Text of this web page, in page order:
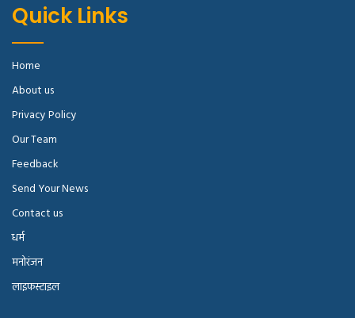
Quick Links
Home
About us
Privacy Policy
Our Team
Feedback
Send Your News
Contact us
धर्म
मनोरंजन
लाइफस्टाइल